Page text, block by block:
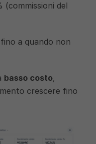
(commissioni del
a quando non
basso costo,
crescere fino